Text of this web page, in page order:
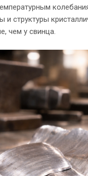
и структуры
чем у свинца.